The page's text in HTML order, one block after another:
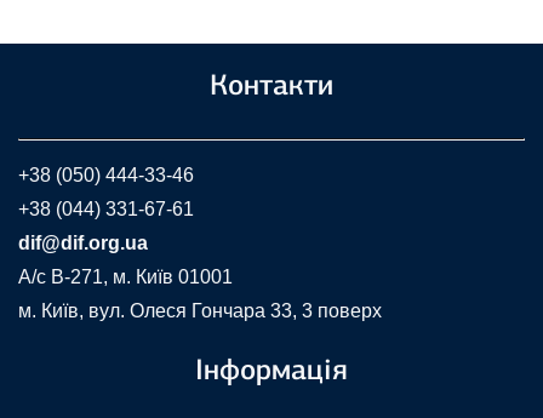
Контакти
+38 (050) 444-33-46
+38 (044) 331-67-61
dif@dif.org.ua
A/c В-271, м. Київ 01001
м. Київ, вул. Олеся Гончара 33, 3 поверх
Інформація